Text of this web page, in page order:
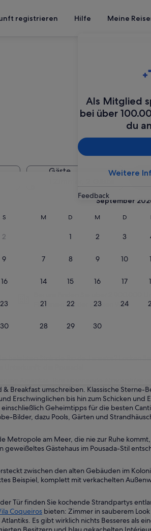
registrieren Hilfe Meine
Als Mitglied
bei über
du
Weitere
Feedback
Sonntag
S
September
Montag
M Dienstag
D Mittwoch
M D
Gäste
Fluglinien
auf der ganzen Welt
belebten Strände Rio de Janeiros? Locken
die Pousada!
Amerikas. Ihre spannende Atmosphäre
Breakfast umschreiben. Klassische Sterne-
Erschwinglichen bis hin zum Schicken und
Geheimtipps für die besten
Bilder, dazu Pools, Gärten und
am Meer, die nie zur Ruhe kommt,
geweißeltes Gästehaus im Pousada-Stil
zwischen den alten Gebäuden im
Beispiel, komplett mit verkachelten
Tür finden Sie kochende Strandpartys
Coqueiros bieten: Zimmer in sauberem
Es gibt wirklich nichts Besseres als